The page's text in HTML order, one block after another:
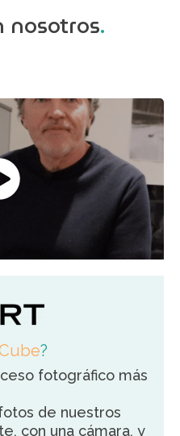
nosotros.
?
fotográfico más
de nuestros
con una cámara, y